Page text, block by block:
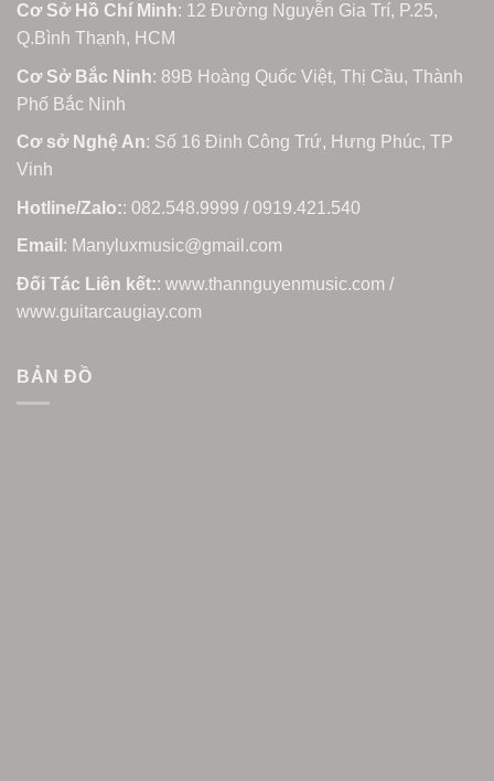
Cơ Sở Hồ Chí Minh: 12 Đường Nguyễn Gia Trí, P.25,
Q.Bình Thạnh, HCM
Cơ Sở Bắc Ninh: 89B Hoàng Quốc Việt, Thị Cầu, Thành
Phố Bắc Ninh
Cơ sở Nghệ An: Số 16 Đinh Công Trứ, Hưng Phúc, TP
Vinh
Hotline/Zalo:: 082.548.9999 / 0919.421.540
Email : Manyluxmusic@gmail.com
Đối Tác Liên kết:: www.thannguyenmusic.com /
www.guitarcaugiay.com
BẢN ĐỒ